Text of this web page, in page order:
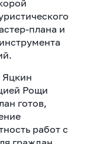
плана и
Яцкин
Рощи
готов,
работ с